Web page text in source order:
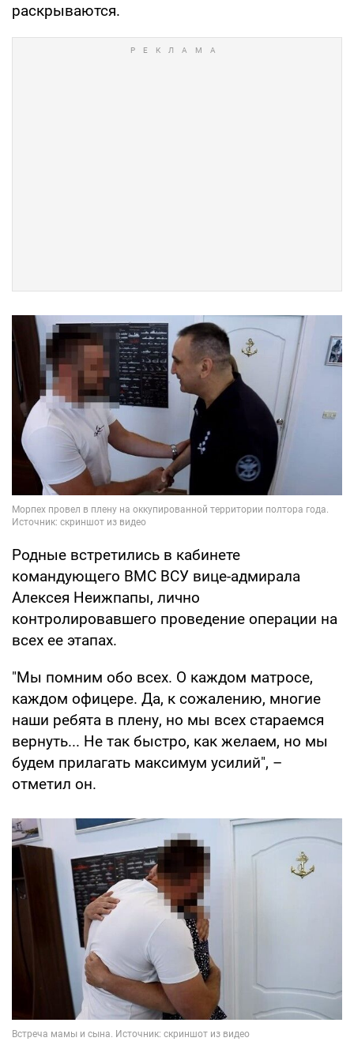
раскрываются.
Родные встретились в кабинете
командующего ВМС ВСУ вице-адмирала
Алексея Неижпапы, лично
контролировавшего проведение операции на
всех ее этапах.
"Мы помним обо всех. О каждом матросе,
каждом офицере. Да, к сожалению, многие
наши ребята в плену, но мы всех стараемся
вернуть... Не так быстро, как желаем, но мы
будем прилагать максимум усилий", –
отметил он.